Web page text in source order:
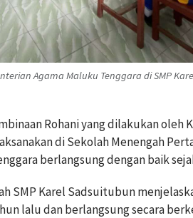
Agama Maluku Tenggara di SMP
Rohani yang dilakukan oleh
di Sekolah Menengah
berlangsung dengan baik
SMP Karel Sadsuitubun
lalu dan berlangsung secara